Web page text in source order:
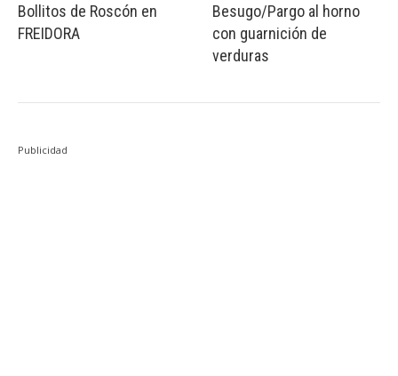
Bollitos de Roscón en
FREIDORA
Besugo/Pargo al horno
con guarnición de
verduras
Publicidad